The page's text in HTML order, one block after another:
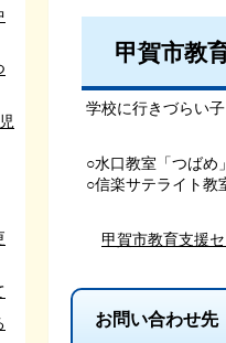
甲賀市教
学校に行きづらい
○水口教室「つばめ
○信楽サテライト教
甲賀市教育支援
お問い合わせ先